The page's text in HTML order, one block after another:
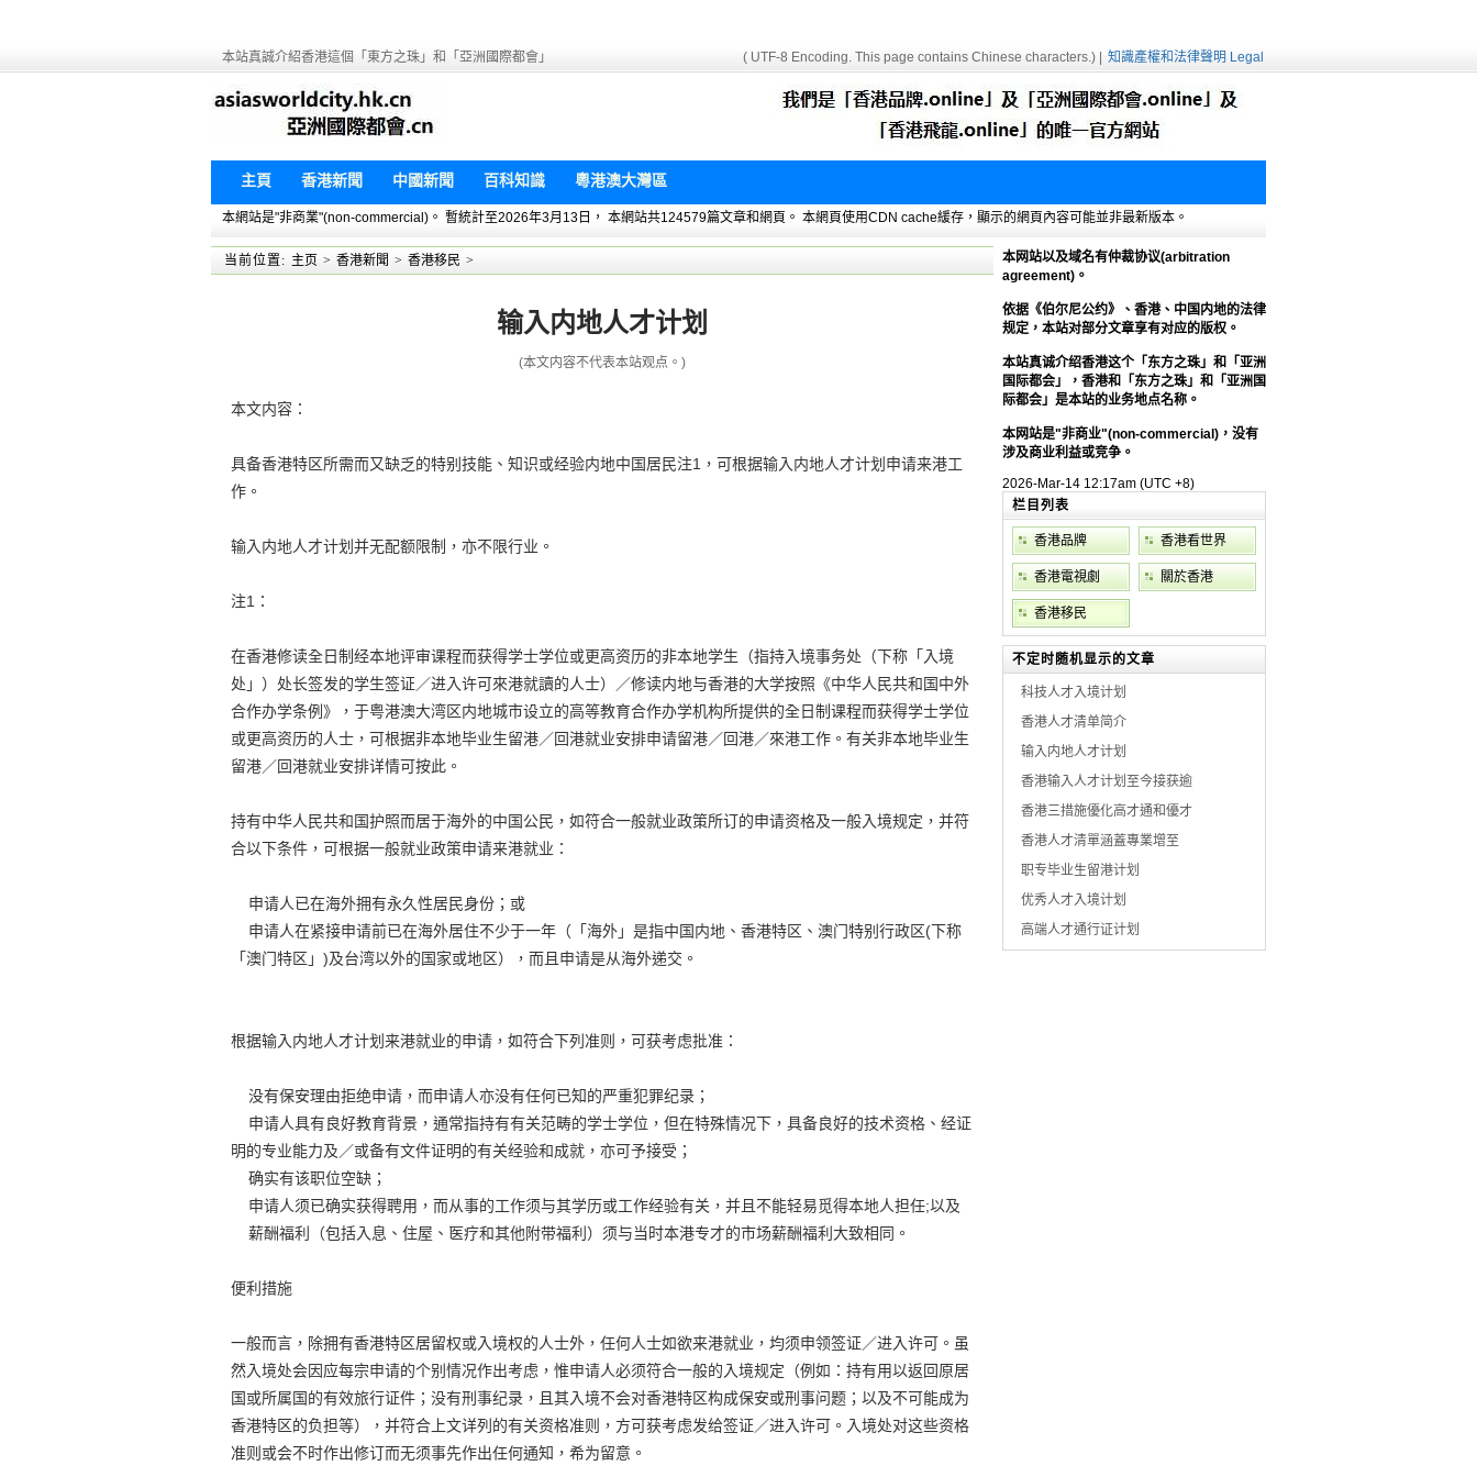
本站真誠介紹香港這個「東方之珠」和「亞洲國際都會」 ( UTF-8 Encoding. This page contains Chinese characters.) | 知識產權和法律聲明 Legal
主頁 香港新聞 中國新聞 百科知識 粵港澳大灣區
本網站是"非商業"(non-commercial)。 暫統計至2026年3月13日， 本網站共124579篇文章和網頁。 本網頁使用CDN cache緩存，顯示的網頁內容可能並非最新版本。
当前位置: 主页 > 香港新聞 > 香港移民 >
输入内地人才计划
(本文内容不代表本站观点。)
本文内容：
具备香港特区所需而又缺乏的特别技能、知识或经验内地中国居民注1，可根据输入内地人才计划申请来港工
作。
输入内地人才计划并无配额限制，亦不限行业。
注1：
在香港修读全日制经本地评审课程而获得学士学位或更高资历的非本地学生（指持入境事务处（下称「入境
处」）处长签发的学生签证／进入许可來港就讀的人士）／修读内地与香港的大学按照《中华人民共和国中外
合作办学条例》，于粤港澳大湾区内地城市设立的高等教育合作办学机构所提供的全日制课程而获得学士学位
或更高资历的人士，可根据非本地毕业生留港／回港就业安排申请留港／回港／來港工作。有关非本地毕业生
留港／回港就业安排详情可按此。
持有中华人民共和国护照而居于海外的中国公民，如符合一般就业政策所订的申请资格及一般入境规定，并符
合以下条件，可根据一般就业政策申请来港就业：
申请人已在海外拥有永久性居民身份；或
申请人在紧接申请前已在海外居住不少于一年（「海外」是指中国内地、香港特区、澳门特别行政区(下称
「澳门特区」)及台湾以外的国家或地区），而且申请是从海外递交。
根据输入内地人才计划来港就业的申请，如符合下列准则，可获考虑批准：
没有保安理由拒绝申请，而申请人亦没有任何已知的严重犯罪纪录；
申请人具有良好教育背景，通常指持有有关范畴的学士学位，但在特殊情况下，具备良好的技术资格、经证
明的专业能力及／或备有文件证明的有关经验和成就，亦可予接受；
确实有该职位空缺；
申请人须已确实获得聘用，而从事的工作须与其学历或工作经验有关，并且不能轻易觅得本地人担任;以及
薪酬福利（包括入息、住屋、医疗和其他附带福利）须与当时本港专才的市场薪酬福利大致相同。
便利措施
一般而言，除拥有香港特区居留权或入境权的人士外，任何人士如欲来港就业，均须申领签证／进入许可。虽
然入境处会因应每宗申请的个别情况作出考虑，惟申请人必须符合一般的入境规定（例如：持有用以返回原居
国或所属国的有效旅行证件；没有刑事纪录，且其入境不会对香港特区构成保安或刑事问题；以及不可能成为
香港特区的负担等），并符合上文详列的有关资格准则，方可获考虑发给签证／进入许可。入境处对这些资格
准则或会不时作出修订而无须事先作出任何通知，希为留意。
本网站以及域名有仲裁协议(arbitration
agreement)。
依据《伯尔尼公约》、香港、中国内地的法律
规定，本站对部分文章享有对应的版权。
本站真诚介绍香港这个「东方之珠」和「亚洲
国际都会」，香港和「东方之珠」和「亚洲国
际都会」是本站的业务地点名称。
本网站是"非商业"(non-commercial)，没有
涉及商业利益或竞争。
2026-Mar-14 12:17am (UTC +8)
栏目列表
香港品牌 香港看世界
香港電視劇 關於香港
香港移民
不定时随机显示的文章
科技人才入境计划
香港人才清单简介
输入内地人才计划
香港输入人才计划至今接获逾
香港三措施優化高才通和優才
香港人才清單涵蓋專業增至
职专毕业生留港计划
优秀人才入境计划
高端人才通行证计划